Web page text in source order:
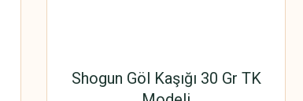
Shogun Göl Kaşığı 30 Gr TK